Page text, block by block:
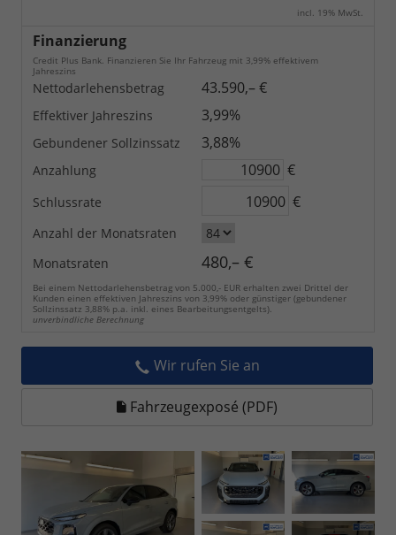
incl. 19% MwSt.
Finanzierung
Credit Plus Bank. Finanzieren Sie Ihr Fahrzeug mit 3,99% effektivem
Jahreszins
Nettodarlehensbetrag 43.590,– €
Effektiver Jahreszins 3,99%
Gebundener Sollzinssatz 3,88%
Anzahlung €
Schlussrate €
Anzahl der Monatsraten
Monatsraten
480,– €
Bei einem Nettodarlehensbetrag von 5.000,- EUR erhalten zwei Drittel der
Kunden einen effektiven Jahreszins von 3,99% oder günstiger (gebundener
Sollzinssatz 3,88% p.a. inkl. eines Bearbeitungsentgelts).
unverbindliche Berechnung
Wir rufen Sie an
Fahrzeugexposé (PDF)